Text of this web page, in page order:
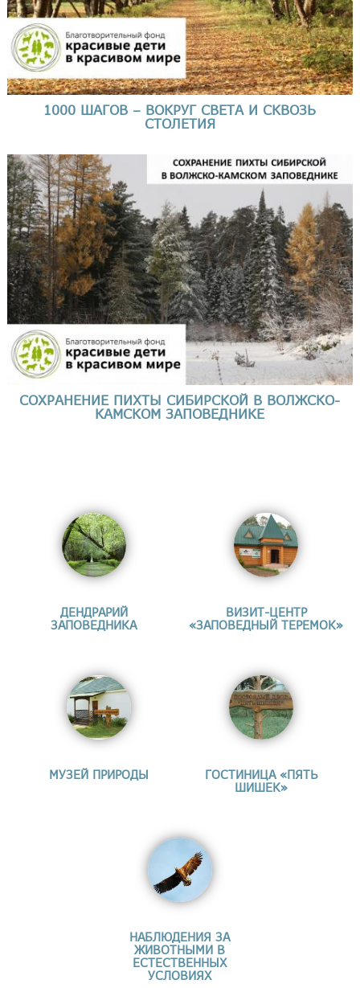
1000 ШАГОВ – ВОКРУГ СВЕТА И СКВОЗЬ
СТОЛЕТИЯ
СОХРАНЕНИЕ ПИХТЫ СИБИРСКОЙ В ВОЛЖСКО-
КАМСКОМ ЗАПОВЕДНИКЕ
ДЕНДРАРИЙ
ЗАПОВЕДНИКА
ВИЗИТ-ЦЕНТР
«ЗАПОВЕДНЫЙ ТЕРЕМОК»
МУЗЕЙ ПРИРОДЫ
ГОСТИНИЦА «ПЯТЬ
ШИШЕК»
НАБЛЮДЕНИЯ ЗА
ЖИВОТНЫМИ В
ЕСТЕСТВЕННЫХ
УСЛОВИЯХ